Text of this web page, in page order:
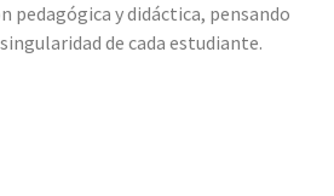
pedagógica y didáctica, pensando
de cada estudiante.